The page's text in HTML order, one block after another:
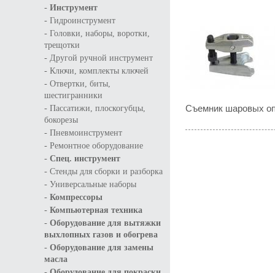
- Инструмент
- Гидроинструмент
- Головки, наборы, воротки,
трещотки
- Другой ручной инструмент
- Ключи, комплекты ключей
- Отвертки, биты,
шестигранники
- Пассатижи, плоскогубцы,
бокорезы
- Пневмоинструмент
- Ремонтное оборудование
- Спец. инструмент
- Стенды для сборки и разборка
- Универсальные наборы
- Компрессоры
- Компьютерная техника
- Оборудование для вытяжки
выхлопных газов и обогрева
- Оборудование для замены
масла
Съемник шаровых